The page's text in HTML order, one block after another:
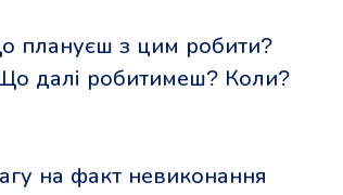
плануєш з цим робити?
далі робитимеш? Коли?
на факт невиконання